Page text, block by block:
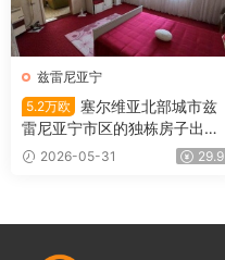
兹雷尼亚宁
5.2万欧
塞尔维亚北部城市兹
雷尼亚宁市区的独栋房子出售1
01平米/5.2万欧
2026-05-31 29.9